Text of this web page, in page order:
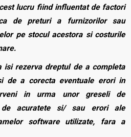
lucru fiind influentat de factori
de preturi a furnizorilor sau
pe stocul acestora si costurile
isi rezerva dreptul de a completa
de a corecta eventuale erori in
in urma unor greseli de
de acuratete si/ sau erori ale
software utilizate, fara a